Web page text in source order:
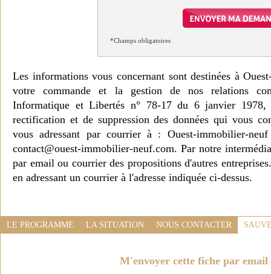
*Champs obligatoires
Les informations vous concernant sont destinées à
votre commande et la gestion de nos relations
Informatique et Libertés n° 78-17 du 6 janvier 1978,
rectification et de suppression des données qui vous
vous adressant par courrier à : Ouest-immobilier-
contact@ouest-immobilier-neuf.com. Par notre
par email ou courrier des propositions d'autres
en adressant un courrier à l'adresse indiquée ci-dessus.
LE PROGRAMME LA SITUATION NOUS CONTACTER
M'envoyer cette fiche par email